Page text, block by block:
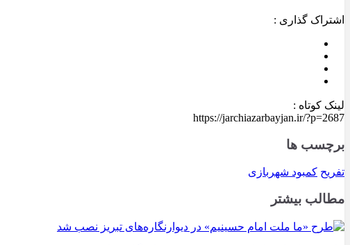
اشتراک گذاری :
لینک کوتاه :
https://jarchiazarbayjan.ir/?p=2687
برچسب ها
تفریح کمبود شهربازی
مطالب بیشتر